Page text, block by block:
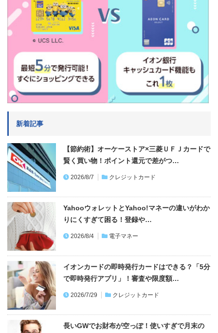
新着記事
【節約術】オーケーストア×三菱ＵＦＪカードで
賢く買い物！ポイント還元で差がつ…
2026/8/7 クレジットカード
YahooウォレットとYahoo!マネーの違いがわか
りにくすぎて困る！登録や…
2026/8/4 電子マネー
イオンカードの即時発行カードはできる？「5分
で即時発行アプリ」！審査や限度額…
2026/7/29 クレジットカード
長いGWでお財布が空っぽ！使いすぎで月末の